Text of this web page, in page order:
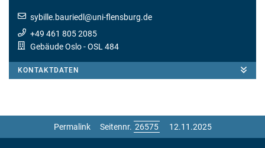
sybille.bauriedl @uni-flensburg.de
+49 461 805 2085
Gebäude Oslo- OSL 484
KONTAKTDATEN
Permalink Seitennr. 12.11.2025